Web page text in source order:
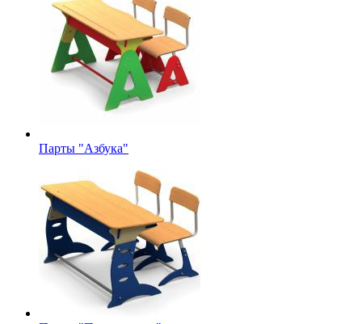
Парты "Азбука"